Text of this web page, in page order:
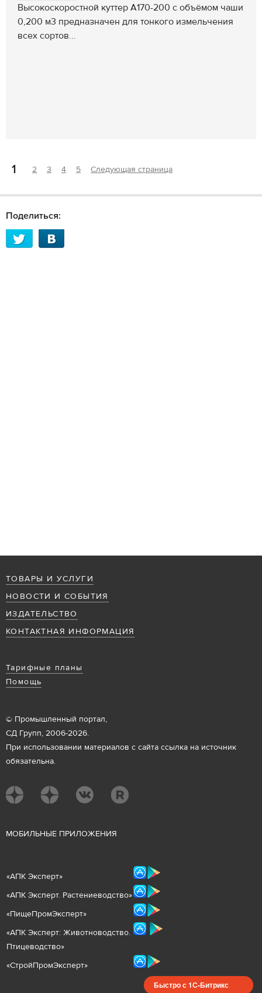
Высокоскоростной куттер А170-200 с объёмом чаши
0,200 м3 предназначен для тонкого измельчения
всех сортов...
1 2 3 4 5 Следующая страница
Поделиться:
ТОВАРЫ И УСЛУГИ
НОВОСТИ И СОБЫТИЯ
ИЗДАТЕЛЬСТВО
КОНТАКТНАЯ ИНФОРМАЦИЯ
Тарифные планы
Помощь
© Промышленный портал,
СД Групп, 2006-2026.
При использовании материалов с сайта ссылка на источник
обязательна.
МОБИЛЬНЫЕ ПРИЛОЖЕНИЯ
«АПК Эксперт»
«АПК Эксперт. Растениеводство»
«ПищеПромЭксперт»
«АПК Эксперт: Животноводство.
Птицеводство»
«СтройПромЭксперт»
Быстро с 1С-Битрикс